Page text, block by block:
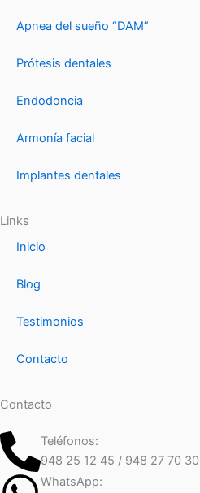
Apnea del sueño “DAM”
Prótesis dentales
Endodoncia
Armonía facial
Implantes dentales
Links
Inicio
Blog
Testimonios
Contacto
Contacto
Teléfonos:
948 25 12 45 / 948 27 70 30
WhatsApp: